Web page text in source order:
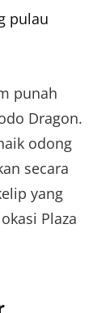
pulau
punah
Dragon.
odong
secara
yang
Plaza